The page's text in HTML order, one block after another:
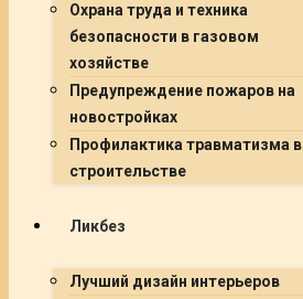
Охрана труда и техника
безопасности в газовом
хозяйстве
Предупреждение пожаров на
новостройках
Профилактика травматизма в
строительстве
Ликбез
Лучший дизайн интерьеров